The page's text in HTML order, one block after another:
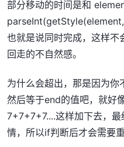
部分移动的时间是和
也就是说同时完成，这样
回走的不自然感。
为什么会超出，那是因为你
然后等于end的值吧，就好
7+7+7+7....这样加下去，
情，所以if判断后才会需要